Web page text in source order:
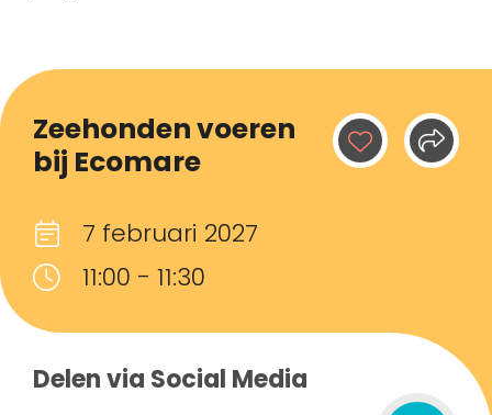
Zeehonden voeren
bij Ecomare
7 februari 2027
11:00 - 11:30
Delen via Social Media